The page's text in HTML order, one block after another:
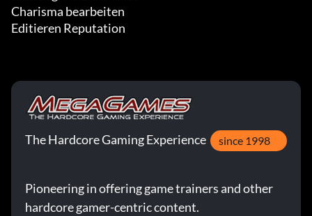
Charisma bearbeiten
Editieren Reputation
The Hardcore Gaming Experience since 1998
Pioneering in offering game trainers and other
hardcore gamer-centric content.